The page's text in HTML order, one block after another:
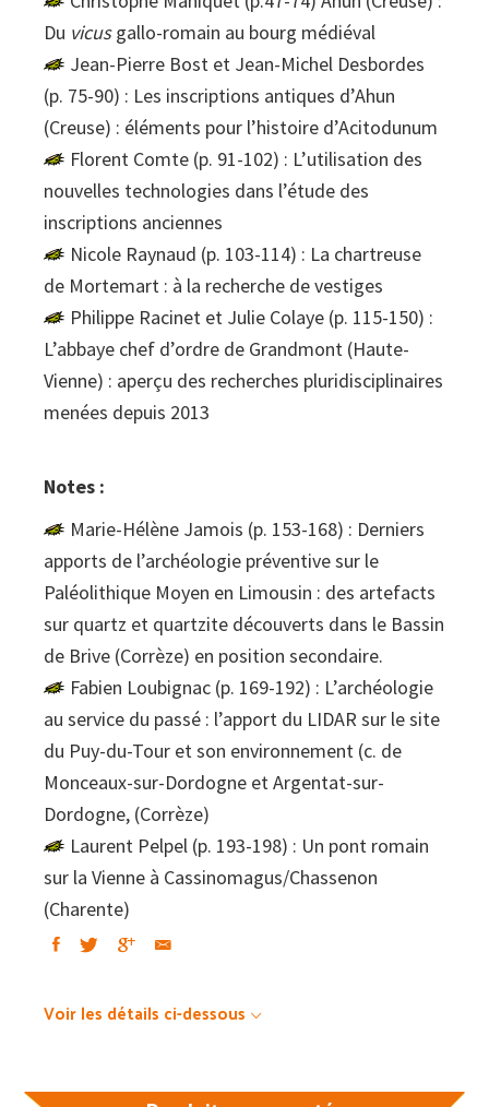
Du vicusgallo-romain au bourg médiéval
Jean-Pierre Bost et Jean-Michel Desbordes
(p. 75-90) : Les inscriptions antiques d’Ahun
(Creuse) : éléments pour l’histoire d’Acitodunum
Florent Comte (p. 91-102) : L’utilisation des
nouvelles technologies dans l’étude des
inscriptions anciennes
Nicole Raynaud (p. 103-114) : La chartreuse
de Mortemart : à la recherche de vestiges
Philippe Racinet et Julie Colaye (p. 115-150) :
L’abbaye chef d’ordre de Grandmont (Haute-
Vienne) : aperçu des recherches pluridisciplinaires
menées depuis 2013
Notes :
Marie-Hélène Jamois (p. 153-168) : Derniers
apports de l’archéologie préventive sur le
Paléolithique Moyen en Limousin : des artefacts
sur quartz et quartzite découverts dans le Bassin
de Brive (Corrèze) en position secondaire.
Fabien Loubignac (p. 169-192) : L’archéologie
au service du passé : l’apport du LIDAR sur le site
du Puy-du-Tour et son environnement (c. de
Monceaux-sur-Dordogne et Argentat-sur-
Dordogne, (Corrèze)
Laurent Pelpel (p. 193-198) : Un pont romain
sur la Vienne à Cassinomagus/Chassenon
(Charente)
Voir les détails ci-dessous